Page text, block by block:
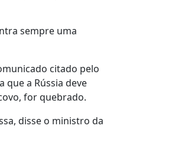
sempre uma
citado pelo
a Rússia deve
for quebrado.
disse o ministro da